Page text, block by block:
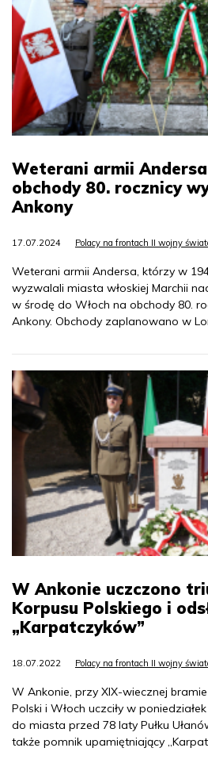
Weterani armii
obchody 80. rocznicy
Ankony
17.07.2024 Polacy na frontach II wojny
Weterani armii Andersa, którzy w
wyzwalali miasta włoskiej Marchii
w środę do Włoch na obchody 80.
Ankony. Obchody zaplanowano w
W Ankonie uczczono
Korpusu Polskiego i
„Karpatczyków”
18.07.2022 Polacy na frontach II wojny
W Ankonie, przy XIX-wiecznej
Polski i Włoch uczciły w
do miasta przed 78 laty Pułku
także pomnik upamiętniający